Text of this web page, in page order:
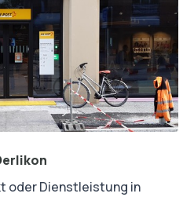
oder Dienstleistung in